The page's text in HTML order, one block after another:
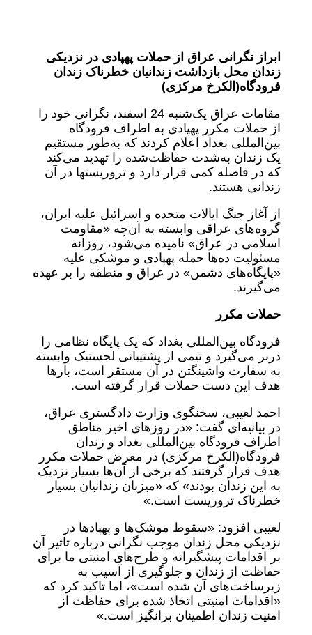
ابراز نگرانی عراق از حملات پهپادی در نزدیکی
زندان محل بازداشت زندانیان خطرناک زندان
فرودگاه‌(الکرخ مرکزی)
مقامات عراق یک‌شنبه 24 اسفند، نگرانی خود را
از حملات مکرر پهپادی به اطراف فرودگاه
بین‌المللی بغداد اعلام کردند که به‌طور مستقیم
یک زندان به‌شدت حفاظت‌شده را تهدید می‌کند
که در فاصله کمی قرار دارد و تروریست‍ها در آن
زندانی هستند.
از آغاز جنگ ایالات متحده و اسرائیل علیه ایران،
گروه‌های عراقی وابسته به آن‌چه «مقاومت
اسلامی در عراق» نامیده می‌شود، روزانه
مسئولیت ده‌ها حمله پهپادی و موشکی علیه
«پایگاه‌های دشمن» در عراق و منطقه را بر عهده
می‌گیرند.
حملات مکرر
فرودگاه بین‌المللی بغداد که یک پایگاه نظامی را
دربر می‌گیرد و تیمی از پشتیبانی لجستیک وابسته
به سفارت واشینگتن در آن مستقر است، بارها
هدف این دست حملات قرار گرفته است.
احمد لعیبی، سخنگوی وزارت دادگستری عراق،
در بیانیه‌ای گفت: «در روزهای اخیر مناطق
اطراف فرودگاه بین‌المللی بغداد و زندان
فرودگاه‌(الکرخ مرکزی) در معرض حملات مکرر
هدف قرار گرفتند که برخی از آن‌ها بسیار نزدیک
به این زندان بودند» که «میزبان زندانیان بسیار
خطرناک تروریست است.»
لعیبی افزود: «سقوط موشک‌ها و پهپادها در
نزدیکی محل زندان موجب نگرانی درباره تاثیر آن
بر اقدامات پیشگیرانه و طرح‌های امنیتی ما برای
حفاظت از زندان و جلوگیری از آسیب به
زیرساخت‌های آن شده است»، اما تاکید کرد که
«اقدامات امنیتی اتخاذ شده برای حفاظت از
امنیت زندان اطمینان برانگیز است.»